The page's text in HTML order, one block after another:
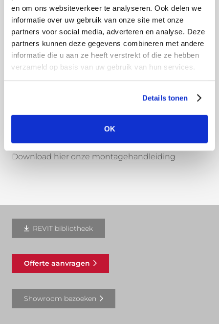
en om ons websiteverkeer te analyseren. Ook delen we
informatie over uw gebruik van onze site met onze
partners voor social media, adverteren en analyse. Deze
partners kunnen deze gegevens combineren met andere
informatie die u aan ze heeft verstrekt of die ze hebben
verzameld op basis van uw gebruik van hun services.
Details tonen
OK
Onbehandeld aluminium, ook wel brut genoemd,
voelt wat vettig aan door de gebruikte olie tijdens
het vormingsproces. Deze olie is op waterbasis en
lost dus vanzelf op bij de eerste regenbui. Ga
vooral het onbehandelde aluminium niet
schoonmaken, dan verwijderd u namelijk de
beschermlaag van het aluminium. Door
Download hier onze montagehandleiding
REVIT bibliotheek
Offerte aanvragen
Showroom bezoeken